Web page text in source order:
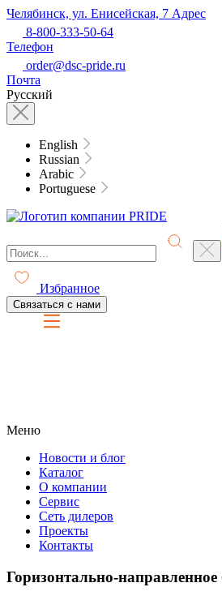
Челябинск, ул. Енисейская, 7 Адрес
8-800-333-50-64
Телефон
order@dsc-pride.ru
Почта
Русский
English
Russian
Arabic
Portuguese
Избранное
Связаться с нами
Меню
Новости и блог
Каталог
О компании
Сервис
Сеть дилеров
Проекты
Контакты
Горизонтально-направленное